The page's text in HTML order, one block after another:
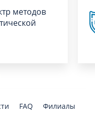
методов
FAQ
Филиалы